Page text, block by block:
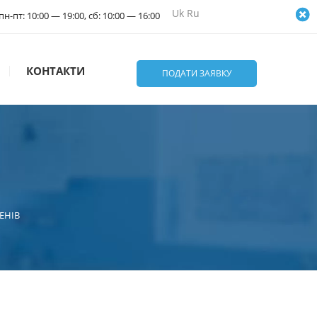
пн-пт: 10:00 — 19:00, сб: 10:00 — 16:00 Uk Ru
КОНТАКТИ ПОДАТИ ЗАЯВКУ